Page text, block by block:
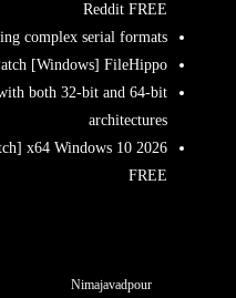
Reddit FREE
complex serial formats
[Windows] FileHippo
both 32-bit and 64-bit
architectures
x64 Windows 10 2026
FREE
Nimajavadpour